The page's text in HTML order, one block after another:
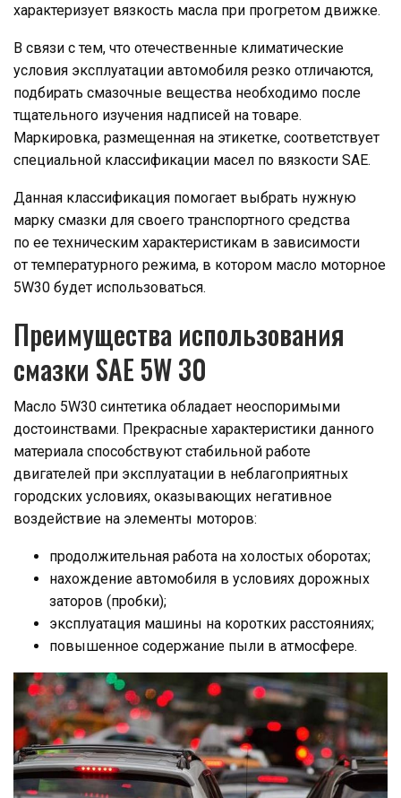
характеризует вязкость масла при прогретом движке.
В связи с тем, что отечественные климатические
условия эксплуатации автомобиля резко отличаются,
подбирать смазочные вещества необходимо после
тщательного изучения надписей на товаре.
Маркировка, размещенная на этикетке, соответствует
специальной классификации масел по вязкости SAE.
Данная классификация помогает выбрать нужную
марку смазки для своего транспортного средства
по ее техническим характеристикам в зависимости
от температурного режима, в котором масло моторное
5W30 будет использоваться.
Преимущества использования
смазки SAE 5W 30
Масло 5W30 синтетика обладает неоспоримыми
достоинствами. Прекрасные характеристики данного
материала способствуют стабильной работе
двигателей при эксплуатации в неблагоприятных
городских условиях, оказывающих негативное
воздействие на элементы моторов:
продолжительная работа на холостых оборотах;
нахождение автомобиля в условиях дорожных
заторов (пробки);
эксплуатация машины на коротких расстояниях;
повышенное содержание пыли в атмосфере.